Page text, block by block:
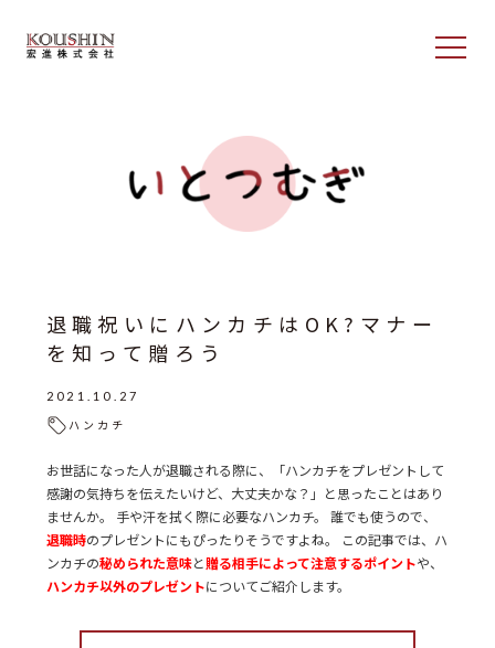
退職祝いにハンカチはOK?マナー
を知って贈ろう
2021.10.27
ハンカチ
お世話になった人が退職される際に、「ハンカチをプレゼントして
感謝の気持ちを伝えたいけど、大丈夫かな？」と思ったことはあり
ませんか。 手や汗を拭く際に必要なハンカチ。 誰でも使うので、
退職時のプレゼントにもぴったりそうですよね。 この記事では、ハ
ンカチの秘められた意味と贈る相手によって注意するポイントや、
ハンカチ以外のプレゼントについてご紹介します。